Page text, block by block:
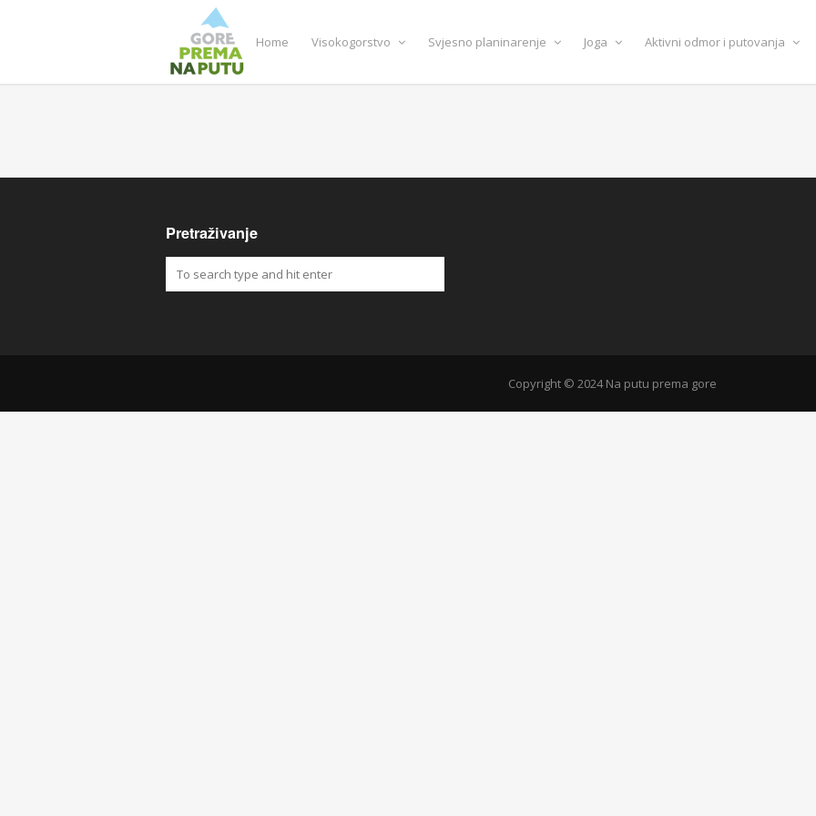
Home Visokogorstvo Svjesno planinarenje Joga Aktivni odmor i putovanja
Pretraživanje
Copyright © 2024 Na putu prema gore